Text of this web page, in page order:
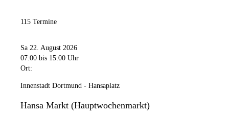
115 Termine
Sa 22. August 2026
07:00 bis 15:00 Uhr
Ort:
Innenstadt Dortmund - Hansaplatz
Hansa Markt (Hauptwochenmarkt)